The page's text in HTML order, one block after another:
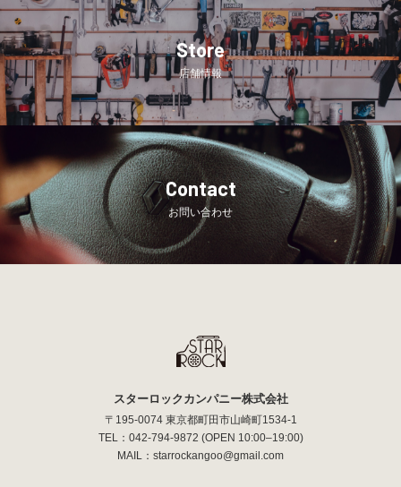
Store
店舗情報
Contact
お問い合わせ
スターロックカンパニー株式会社
〒195-0074 東京都町田市山崎町1534-1
TEL： 042-794-9872 (OPEN 10:00–19:00)
MAIL： starrockangoo@gmail.com